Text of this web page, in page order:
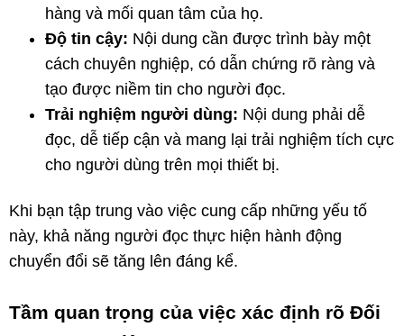
hàng và mối quan tâm của họ.
Độ tin cậy: Nội dung cần được trình bày một
cách chuyên nghiệp, có dẫn chứng rõ ràng và
tạo được niềm tin cho người đọc.
Trải nghiệm người dùng: Nội dung phải dễ
đọc, dễ tiếp cận và mang lại trải nghiệm tích cực
cho người dùng trên mọi thiết bị.
Khi bạn tập trung vào việc cung cấp những yếu tố
này, khả năng người đọc thực hiện hành động
chuyển đổi sẽ tăng lên đáng kể.
Tầm quan trọng của việc xác định rõ Đối